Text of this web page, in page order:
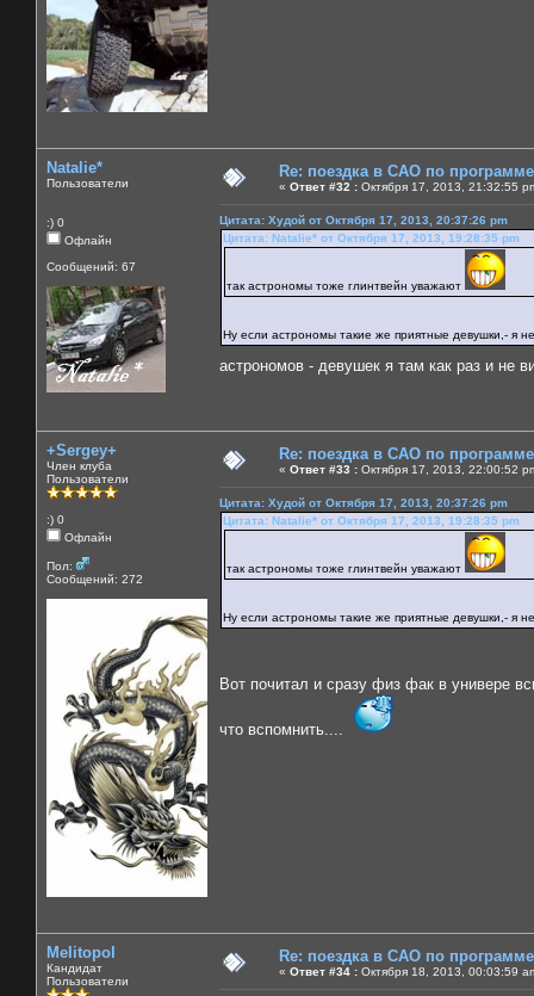
Natalie*
Пользователи
:) 0
Офлайн
Сообщений: 67
Re: поездка в САО по
« Ответ #32 : Октября 17, 2013, 21:32:55
Цитата: Худой от Октября 17, 2013, 20:37:26 pm
Цитата: Natalie* от Октября 17, 2013, 19:28:35 pm
так астрономы тоже глинтвейн уважают
Ну если астрономы такие же приятные девушки,- я
астрономов - девушек я там как раз и не
+Sergey+
Член клуба
Пользователи
:) 0
Офлайн
Пол:
Сообщений: 272
Re: поездка в САО по
« Ответ #33 : Октября 17, 2013, 22:00:52
Цитата: Худой от Октября 17, 2013, 20:37:26 pm
Цитата: Natalie* от Октября 17, 2013, 19:28:35 pm
так астрономы тоже глинтвейн уважают
Ну если астрономы такие же приятные девушки,- я
Вот почитал и сразу физ фак в универе
что вспомнить....
Melitopol
Кандидат
Пользователи
Re: поездка в САО по
« Ответ #34 : Октября 18, 2013, 00:03:59